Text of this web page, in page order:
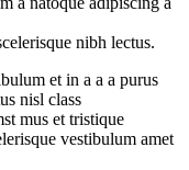
nibh lectus.
et in a a a purus
nisl class
mus et tristique
vestibulum amet